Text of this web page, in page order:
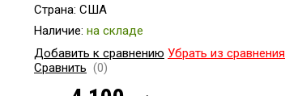
Страна: США
Наличие: на складе
Добавить к сравнению Убрать из сравнения
Сравнить (0)